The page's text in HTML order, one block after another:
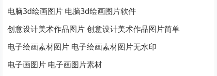
电脑3d绘画图片 电脑3d绘画图片软件
创意设计美术作品图片 创意设计美术作品图片简单
电子绘画素材图片 电子绘画素材图片无水印
电子画图片 电子画图片素材